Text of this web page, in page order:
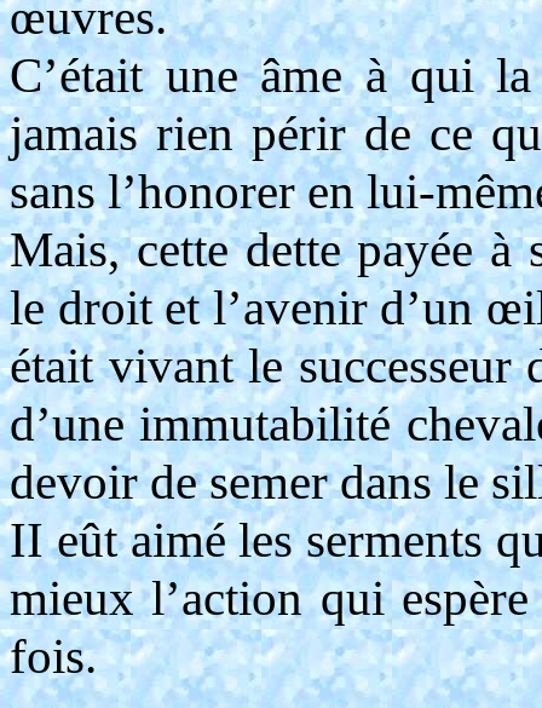
œuvres.
C’était une âme à qui
jamais rien périr de ce
sans l’honorer en lui-
Mais, cette dette payée à
le droit et l’avenir d’un
était vivant le
d’une immutabilité
devoir de semer dans le
II eût aimé les serments
mieux l’action qui
fois.